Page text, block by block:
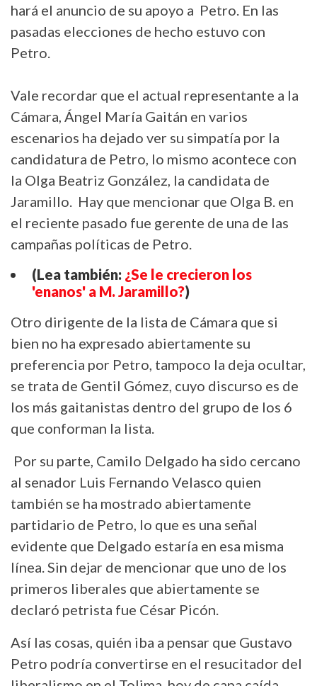
hará el anuncio de su apoyo a Petro. En las
pasadas elecciones de hecho estuvo con
Petro.
Vale recordar que el actual representante a la
Cámara, Ángel María Gaitán en varios
escenarios ha dejado ver su simpatía por la
candidatura de Petro, lo mismo acontece con
la Olga Beatriz González, la candidata de
Jaramillo. Hay que mencionar que Olga B. en
el reciente pasado fue gerente de una de las
campañas políticas de Petro.
(Lea también: ¿Se le crecieron los
'enanos' a M. Jaramillo?)
Otro dirigente de la lista de Cámara que si
bien no ha expresado abiertamente su
preferencia por Petro, tampoco la deja ocultar,
se trata de Gentil Gómez, cuyo discurso es de
los más gaitanistas dentro del grupo de los 6
que conforman la lista.
Por su parte, Camilo Delgado ha sido cercano
al senador Luis Fernando Velasco quien
también se ha mostrado abiertamente
partidario de Petro, lo que es una señal
evidente que Delgado estaría en esa misma
línea. Sin dejar de mencionar que uno de los
primeros liberales que abiertamente se
declaró petrista fue César Picón.
Así las cosas, quién iba a pensar que Gustavo
Petro podría convertirse en el resucitador del